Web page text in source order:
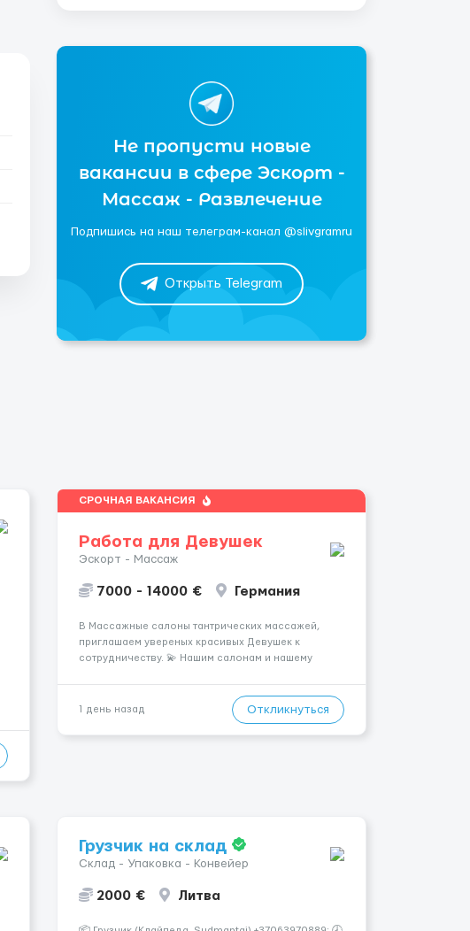
Не пропусти новые
вакансии в сфере Эскорт -
Массаж - Развлечение
Подпишись на наш телеграм-канал @slivgramru
Открыть Telegram
СРОЧНАЯ ВАКАНСИЯ
Работа для Девушек
Эскорт - Массаж
7000 - 14000 € Германия
В Массажные салоны тантрических массажей,
приглашаем увереных красивых Девушек к
сотрудничеству. 💫 Нашим салонам и нашему
заработная плата 💚Мы гарантируем Наличие
1 день назад Откликнуться
Грузчик на склад
Склад - Упаковка - Конвейер
2000 € Литва